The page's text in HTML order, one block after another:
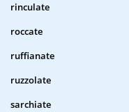
rinculate
roccate
ruffianate
ruzzolate
sarchiate